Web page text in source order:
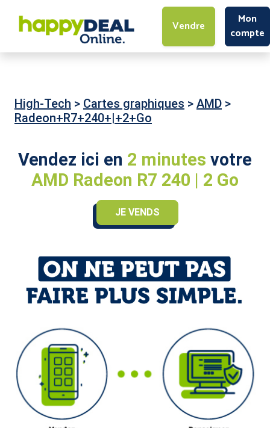
Vendre
Mon
compte
High-Tech > Cartes graphiques > AMD >
Radeon+R7+240+|+2+Go
Vendez ici en 2 minutes votre
AMD Radeon R7 240 | 2 Go
JE VENDS